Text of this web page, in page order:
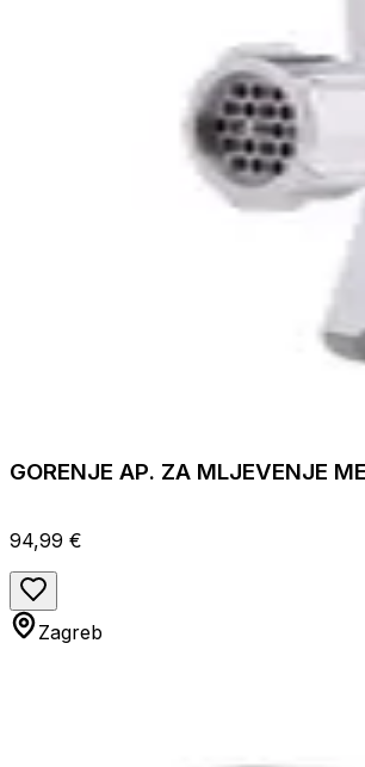
GORENJE AP. ZA MLJEVENJE
94,99 €
Zagreb